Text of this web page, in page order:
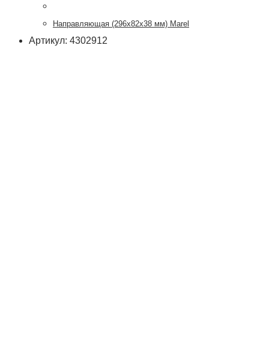
Направляющая (296х82х38 мм) Marel
Артикул: 4302912